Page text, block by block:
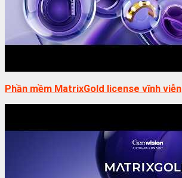
Phần mềm MatrixGold license vĩnh viễn